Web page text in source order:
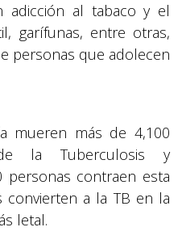
adicción al tabaco y el
garífunas, entre otras,
personas que adolecen
mueren más de 4,100
la Tuberculosis y
personas contraen esta
convierten a la TB en la
letal.